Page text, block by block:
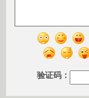
验证码：